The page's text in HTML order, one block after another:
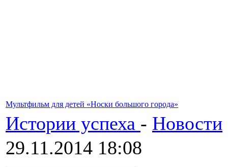
Мультфильм для детей «Носки большого города»
Истории успеха - Новости
29.11.2014 18:08